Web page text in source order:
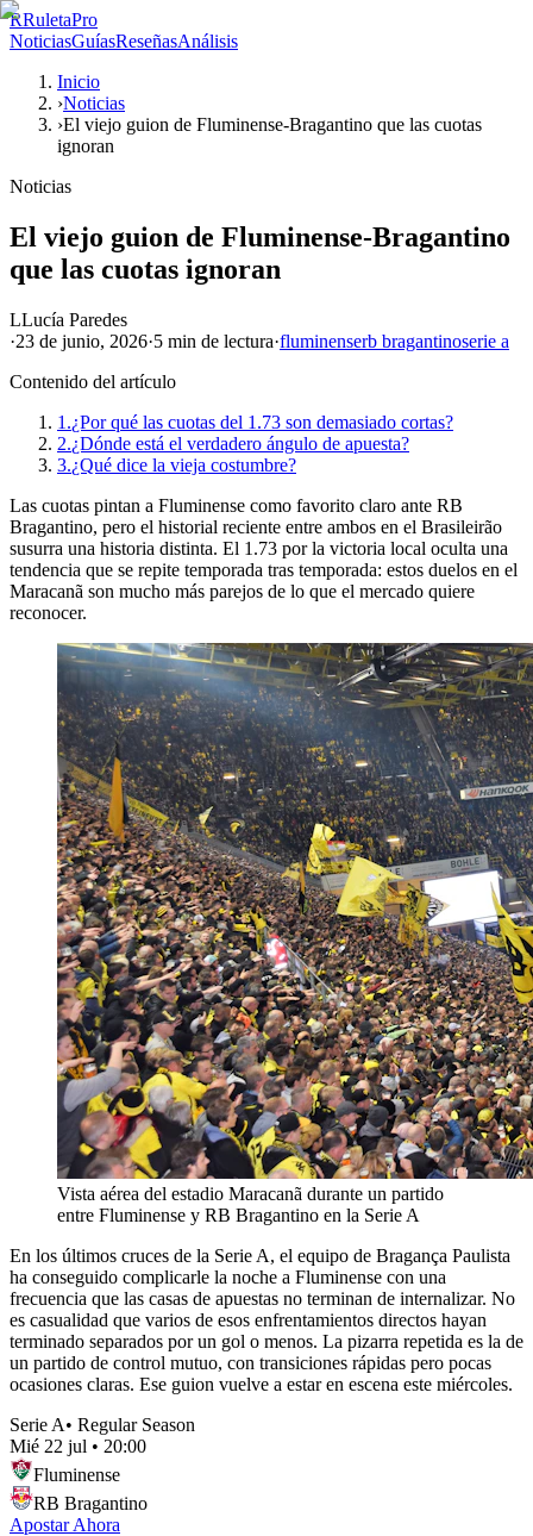
RRuletaPro
NoticiasGuíasReseñasAnálisis
Inicio
›Noticias
›El viejo guion de Fluminense-Bragantino que las cuotas
ignoran
Noticias
El viejo guion de Fluminense-Bragantino
que las cuotas ignoran
LLucía Paredes
·23 de junio, 2026·5 min de lectura·fluminenserb bragantinoserie a
Contenido del artículo
1.¿Por qué las cuotas del 1.73 son demasiado cortas?
2.¿Dónde está el verdadero ángulo de apuesta?
3.¿Qué dice la vieja costumbre?
Las cuotas pintan a Fluminense como favorito claro ante RB
Bragantino, pero el historial reciente entre ambos en el Brasileirão
susurra una historia distinta. El 1.73 por la victoria local oculta una
tendencia que se repite temporada tras temporada: estos duelos en el
Maracanã son mucho más parejos de lo que el mercado quiere
reconocer.
Vista aérea del estadio Maracanã durante un partido
entre Fluminense y RB Bragantino en la Serie A
En los últimos cruces de la Serie A, el equipo de Bragança Paulista
ha conseguido complicarle la noche a Fluminense con una
frecuencia que las casas de apuestas no terminan de internalizar. No
es casualidad que varios de esos enfrentamientos directos hayan
terminado separados por un gol o menos. La pizarra repetida es la de
un partido de control mutuo, con transiciones rápidas pero pocas
ocasiones claras. Ese guion vuelve a estar en escena este miércoles.
Serie A• Regular Season
Mié 22 jul • 20:00
Fluminense
RB Bragantino
Apostar Ahora